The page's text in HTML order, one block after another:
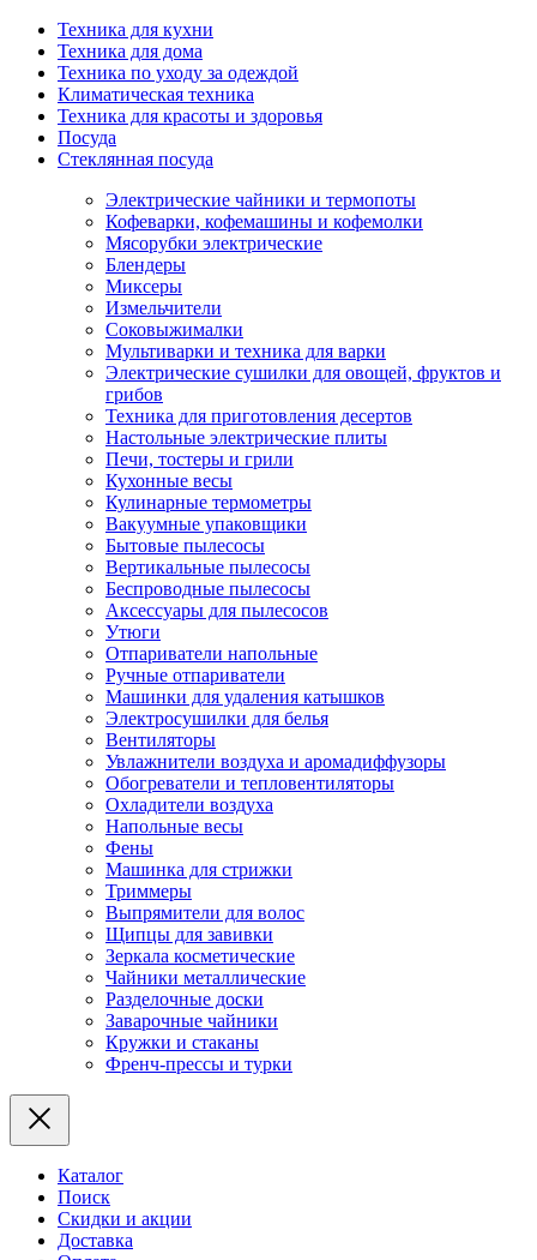
Техника для кухни
Техника для дома
Техника по уходу за одеждой
Климатическая техника
Техника для красоты и здоровья
Посуда
Стеклянная посуда
Электрические чайники и термопоты
Кофеварки, кофемашины и кофемолки
Мясорубки электрические
Блендеры
Миксеры
Измельчители
Соковыжималки
Мультиварки и техника для варки
Электрические сушилки для овощей, фруктов и
грибов
Техника для приготовления десертов
Настольные электрические плиты
Печи, тостеры и грили
Кухонные весы
Кулинарные термометры
Вакуумные упаковщики
Бытовые пылесосы
Вертикальные пылесосы
Беспроводные пылесосы
Аксессуары для пылесосов
Утюги
Отпариватели напольные
Ручные отпариватели
Машинки для удаления катышков
Электросушилки для белья
Вентиляторы
Увлажнители воздуха и аромадиффузоры
Обогреватели и тепловентиляторы
Охладители воздуха
Напольные весы
Фены
Машинка для стрижки
Триммеры
Выпрямители для волос
Щипцы для завивки
Зеркала косметические
Чайники металлические
Разделочные доски
Заварочные чайники
Кружки и стаканы
Френч-прессы и турки
Каталог
Поиск
Скидки и акции
Доставка